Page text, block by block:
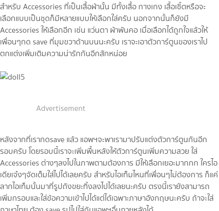
สำหรับ Accessories ที่เป็นเสื้อผ้านั้น มีทั้งเสื้อ กางเกง เสื้อเชิ้ตหรือจะ
เลือกแบบเป็นชุดก็มีหลายแบบให้เลือกใส่ครับ นอกจากนั้นก็ยังมี
Accessories ให้เลือกอีก เช่น แว่นตา ผ้าพันคอ เมื่อเลือกได้ถูกใจแล้วให้
เพื่อนๆกด save ที่มุมขวาด้านบนนะครับ เราจะเอาตัวการ์ตูนของเราไป
ตกแต่งเพิ่มเติมความน่ารักกันอีกสักหน่อย
Advertisement
หลังจากที่เรากดsave แล้ว แอพฯจะพาเรามาปรับแต่งตัวการ์ตูนกันอีก
รอบครับ โดยรอบนี้เราจะเพิ่มพื้นหลังให้ตัวการ์ตูนเพิ่มความสวย ใส่
Accessories ต่างๆลงไปในภาพตามต้องการ มีให้เลือกเยอะมากกก ใครไอ
เดียเจ๋งๆจัดเต็มใส่ไปได้เลยครับ สำหรับไอเท็มไหนที่เพื่อนๆไม่ต้องการ ก็แค่
ลากไอเท็มนั้นมาที่รูปถังขยะทิ้งลงไปได้เลยนะครับ ตรงนี้เรายังสามารถ
เพิ่มกรอบและใส่ข้อความเข้าไปได้แต่ได้เฉพาะภาษาอังกฤษนะครับ ถ้าจะใส่